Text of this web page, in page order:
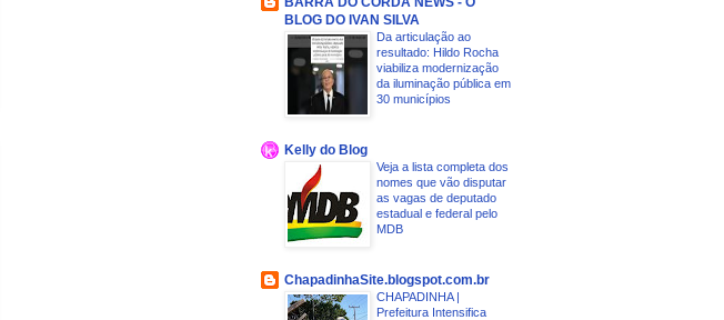
BLOG DO IVAN SILVA
Da articulação ao
resultado: Hildo Rocha
viabiliza modernização
da iluminação pública em
30 municípios
Kelly do Blog
Veja a lista completa dos
nomes que vão disputar
as vagas de deputado
estadual e federal pelo
MDB
ChapadinhaSite.blogspot.com.br
CHAPADINHA |
Prefeitura Intensifica